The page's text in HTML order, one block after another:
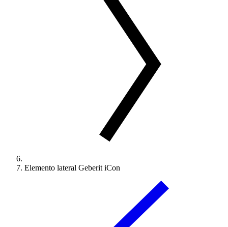
Elemento lateral Geberit iCon